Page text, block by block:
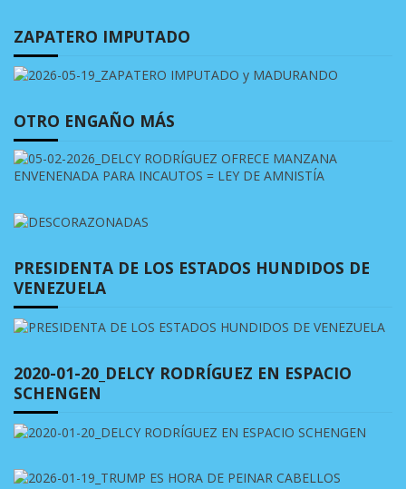
ZAPATERO IMPUTADO
OTRO ENGAÑO MÁS
PRESIDENTA DE LOS ESTADOS HUNDIDOS DE
VENEZUELA
2020-01-20_DELCY RODRÍGUEZ EN ESPACIO
SCHENGEN